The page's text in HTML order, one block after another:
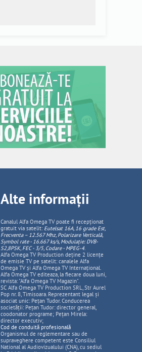
Alte informații
Canalul Alfa Omega TV poate fi recepționat
gratuit via satelit: Eutelsat 16A, 16 grade Est,
Frecventa – 12.567 Mhz, PolarizareVerticală,
Symbol rate - 16.667 ks/s, Modulație: DVB-
S2,8PSK, FEC - 3/5, Codare - MPEG-4.
Alfa Omega TV Production deține 2 licențe
de emisie TV pe satelit: canalele Alfa
Omega TV și Alfa Omega TV Internațional.
Alfa Omega TV editeaza, la fiecare doua luni,
revista: "Alfa Omega TV Magazin".
SC Alfa Omega TV Production SRL, Str Aurel
Pop nr. 8, Timisoara. Reprezentant legal și
asociat unic: Pețan Tudor. Conducerea
societății: Pețan Tudor: director general,
coodonator programe; Pețan Mirela:
director executiv;
Cod de conduită profesională
Organismul de reglementare sau de
supraveghere competent este Consiliul
National al Audiovizualului (CNA), cu sediul